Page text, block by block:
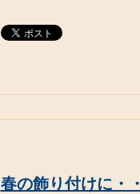
春の飾り付けに・・